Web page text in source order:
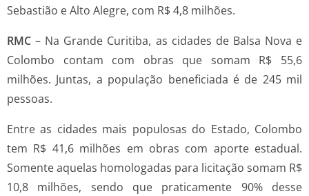
Sebastião e Alto Alegre, com R$ 4,8 milhões.
RMC– Na Grande Curitiba, as cidades de Balsa Nova e
Colombo contam com obras que somam R$ 55,6
milhões. Juntas, a população beneficiada é de 245 mil
pessoas.
Entre as cidades mais populosas do Estado, Colombo
tem R$ 41,6 milhões em obras com aporte estadual.
Somente aquelas homologadas para licitação somam R$
10,8 milhões, sendo que praticamente 90% desse